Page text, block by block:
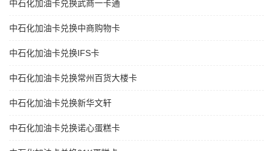
中石化加油卡兑换武商一卡通
中石化加油卡兑换中商购物卡
中石化加油卡兑换IFS卡
中石化加油卡兑换常州百货大楼卡
中石化加油卡兑换新华文轩
中石化加油卡兑换诺心蛋糕卡